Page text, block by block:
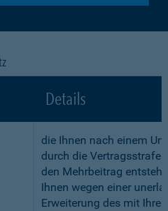
Details
die Ihnen nach einem
durch die Vertragsstrafe
den Mehrbeitrag
Ihnen wegen einer
Erweiterung des mit